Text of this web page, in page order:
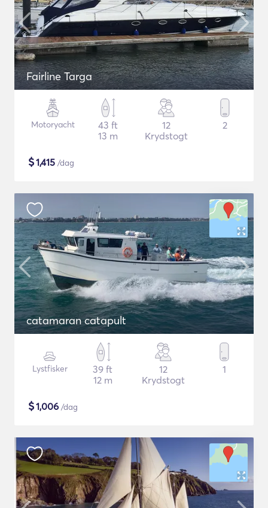
Fairline Targa
Motoryacht
43 ft
13 m
12
Krydstogt
2
$1,415 /dag
catamaran catapult
Lystfisker
39 ft
12 m
12
Krydstogt
1
$1,006 /dag